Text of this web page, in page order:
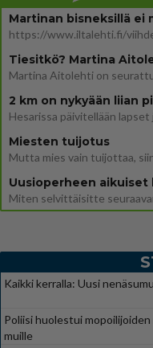
Martinan bisneksillä ei
2 km on nykyään liian
Miesten tuijotus
Kaikki kerralla: Uusi
Poliisi huolestui
muille